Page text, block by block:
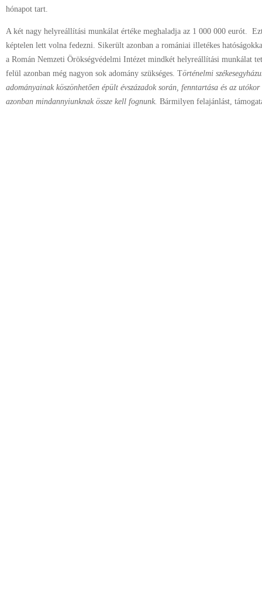
hónapot tart.
A két nagy helyreállítási munkálat értéke meghaladja az 1 000 000 eurót. Ezt
képtelen lett volna fedezni. Sikerült azonban a romániai illetékes
a Román Nemzeti Örökségvédelmi Intézet mindkét helyreállítási munkálat
felül azonban még nagyon sok adomány szükséges. Történelmi
adományainak köszönhetően épült évszázadok során, fenntartása és az utókor
azonban mindannyiunknak össze kell fognunk. Bármilyen felajánlást,